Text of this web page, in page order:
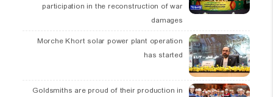
participation in the reconstruction of war
damages
Morche Khort solar power plant operation
has started
Goldsmiths are proud of their production in